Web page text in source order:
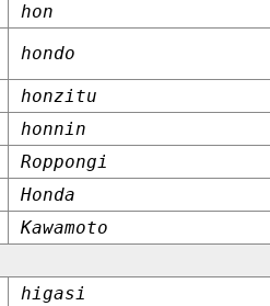
hon
hondo
honzitu
honnin
Roppongi
Honda
Kawamoto
higasi